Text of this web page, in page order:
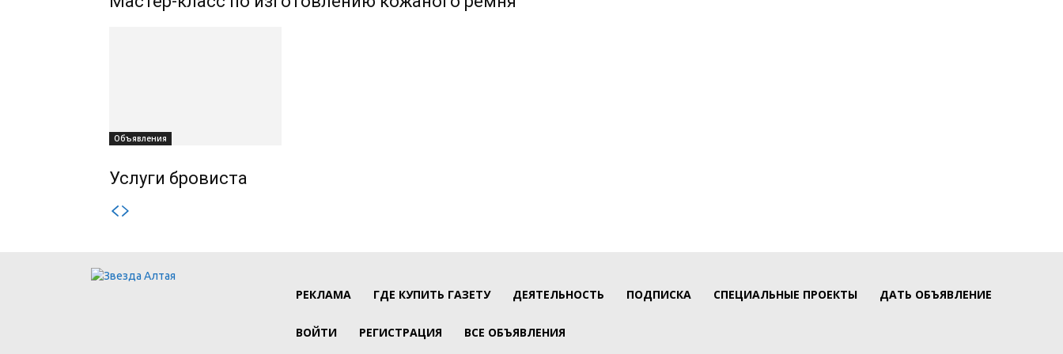
Объявления
Услуги бровиста
РЕКЛАМА ГДЕ КУПИТЬ ГАЗЕТУ ДЕЯТЕЛЬНОСТЬ ПОДПИСКА СПЕЦИАЛЬНЫЕ ПРОЕКТЫ ДАТЬ ОБЪЯВЛЕНИЕ
ВОЙТИ РЕГИСТРАЦИЯ ВСЕ ОБЪЯВЛЕНИЯ